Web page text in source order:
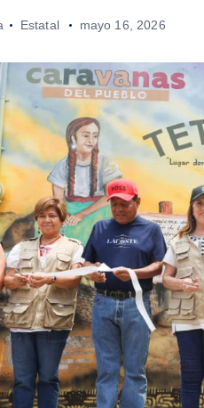
Estatal mayo 16, 2026